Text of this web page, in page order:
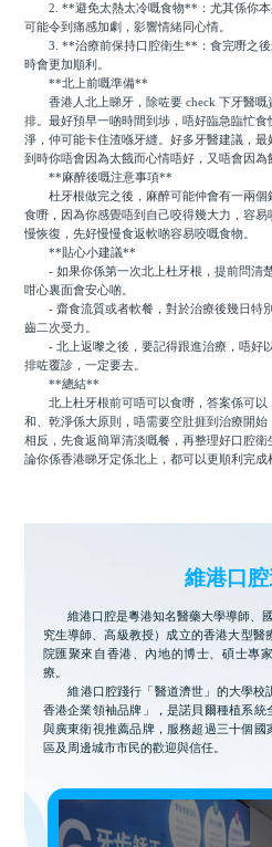
2. **避免太熱太冷嘅食物**：尤其係你本
可能令到痛感加劇，影響情緒同心情。
3. **治療前保持口腔衛生**：食完嘢之後
時會更加順利。
**北上前嘅準備**
香港人北上睇牙，除咗要 check 下牙醫嘅
排。最好預早一啲時間到埗，唔好臨急臨忙
淨，仲可能卡住渣喺牙縫。好多牙醫建議，
到時你唔會因為太餓而心情唔好，又唔會因為
**麻醉後嘅注意事項**
杜牙根做完之後，麻醉可能仲會有一兩個
食嘢，因為你感覺唔到自己咬得幾大力，容
慢恢復，先好慢慢食返軟啲容易咬嘅食物。
**貼心小建議**
- 如果你係第一次北上杜牙根，提前問清楚
咁心裏面會安心啲。
- 齋食流質或者軟餐，對於治療後幾日特
齒二次受力。
- 北上返嚟之後，要記得跟進治療，唔好
排咗覆診，一定要去。
**總結**
北上杜牙根前可唔可以食嘢，答案係可以
和、乾淨係大原則，唔需要空肚捱到治療開始
相反，先食返簡單清淡嘅餐，再整理好口腔
論你係香港睇牙定係北上，都可以更順利完成
維港口
維港口腔是粵港知名醫藥大學導師、
究生導師、高級教授）成立的香港大型醫
院匯聚來自香港、內地的博士、碩士專
療。
維港口腔踐行「醫道濟世」的大學校
香港企業領袖品牌」，是諾貝爾種植系統
與廣東衛視推薦品牌，服務超過三十個
區及周邊城市市民的歡迎與信任。